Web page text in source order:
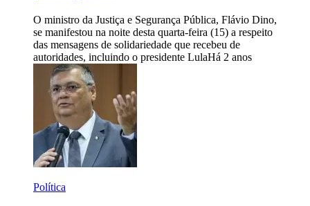
O ministro da Justiça e Segurança Pública, Flávio Dino,
se manifestou na noite desta quarta-feira (15) a respeito
das mensagens de solidariedade que recebeu de
autoridades, incluindo o presidente LulaHá 2 anos
Política